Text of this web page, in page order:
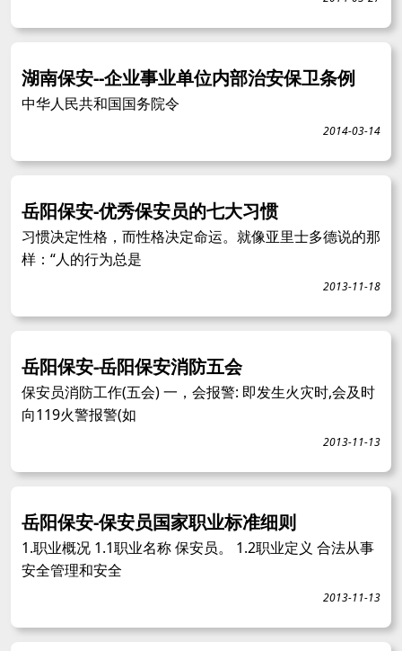
湖南保安--企业事业单位内部治安保卫条例
中华人民共和国国务院令
2014-03-14
岳阳保安-优秀保安员的七大习惯
习惯决定性格，而性格决定命运。就像亚里士多德说的那
样：“人的行为总是
2013-11-18
岳阳保安-岳阳保安消防五会
保安员消防工作(五会) 一，会报警: 即发生火灾时,会及时
向119火警报警(如
2013-11-13
岳阳保安-保安员国家职业标准细则
1.职业概况 1.1职业名称 保安员。 1.2职业定义 合法从事
安全管理和安全
2013-11-13